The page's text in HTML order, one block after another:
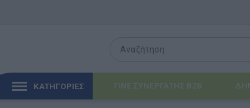
ΚΑΤΗΓΟΡΙΕΣ ΓΙΝΕ ΣΥΝΕΡΓΑΤΗΣ B2B